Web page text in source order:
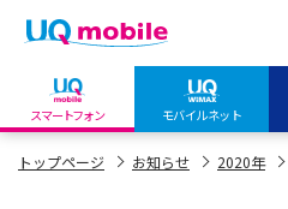
スマートフォン モバイルネット
my UQ WiMAX
UQ mobile
UQ mobile
トップページ お知らせ 2020年